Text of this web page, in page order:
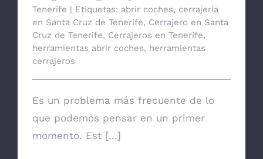
Tenerife
Etiquetas: abrir coches, cerrajería
en Santa Cruz de Tenerife, Cerrajero en Santa
Cruz de Tenerife, Cerrajeros en Tenerife,
herramientas abrir coches, herramientas
cerrajeros
Es un problema más frecuente de lo
que podemos pensar en un primer
momento. Est [...]